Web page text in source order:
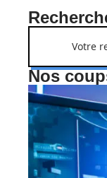
Nos